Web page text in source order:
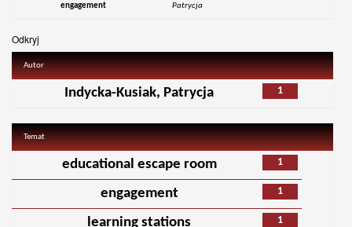
engagement
Patrycja
Odkryj
Autor
1
Indycka-Kusiak, Patrycja
Temat
1
educational escape room
1
engagement
1
learning stations